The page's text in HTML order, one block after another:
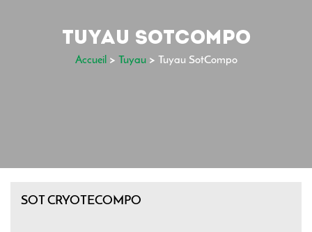
TUYAU SOTCOMPO
Accueil > Tuyau> Tuyau SotCompo
SOT CRYOTECOMPO